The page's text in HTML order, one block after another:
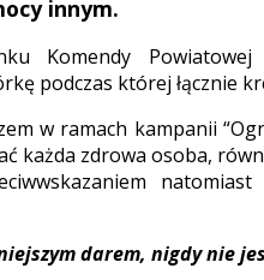
innym.
Komendy
podczas której łącznie
w ramach kampanii
każda zdrowa osoba,
darem, nigdy nie